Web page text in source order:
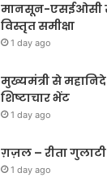
मानसून-एसईओसी
विस्तृत समीक्षा
1 day ago
मुख्यमंत्री से
शिष्टाचार भेंट
1 day ago
ग़ज़ल – रीता गुलाटी
1 day ago